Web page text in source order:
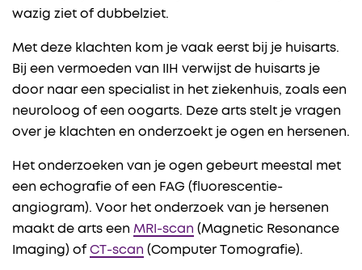
wazig ziet of dubbelziet.
Met deze klachten kom je vaak eerst bij je huisarts.
Bij een vermoeden van IIH verwijst de huisarts je
door naar een specialist in het ziekenhuis, zoals een
neuroloog of een oogarts. Deze arts stelt je vragen
over je klachten en onderzoekt je ogen en hersenen.
Het onderzoeken van je ogen gebeurt meestal met
een echografie of een FAG (fluorescentie-
angiogram). Voor het onderzoek van je hersenen
maakt de arts een MRI-scan (Magnetic Resonance
Imaging) of CT-scan (Computer Tomografie).